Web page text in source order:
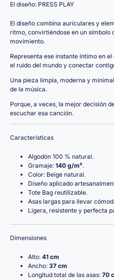
El diseño: PRESS PLAY
El diseño combina auriculares y
ritmo, convirtiéndose en un símbolo
movimiento.
Representa ese instante íntimo en
el ruido del mundo y conectar
Una pieza limpia, moderna y
de la música.
Porque, a veces, la mejor decisión
escuchar esa canción.
Características
Algodón 100 % natural.
Gramaje: 140 g/m².
Color: Beige natural.
Diseño aplicado
Tote Bag reutilizable.
Asas largas para llevar
Ligera, resistente y perfecta
Dimensiones
Alto: 41 cm
Ancho: 37 cm
Longitud total de las asas: 70